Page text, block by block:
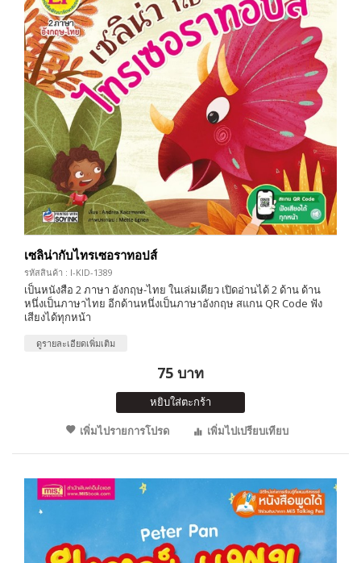
เซลิน่ากับไทรเซอราทอปส์
รหัสสินค้า : I-KID-1389
เป็นหนังสือ 2 ภาษา อังกฤษ-ไทย ในเล่มเดียว เปิดอ่านได้ 2 ด้าน ด้าน
หนึ่งเป็นภาษาไทย อีกด้านหนึ่งเป็นภาษาอังกฤษ สแกน QR Code ฟัง
เสียงได้ทุกหน้า
ดูรายละเอียดเพิ่มเติม
75 บาท
หยิบใส่ตะกร้า
เพิ่มไปรายการโปรด
เพิ่มไปเปรียบเทียบ